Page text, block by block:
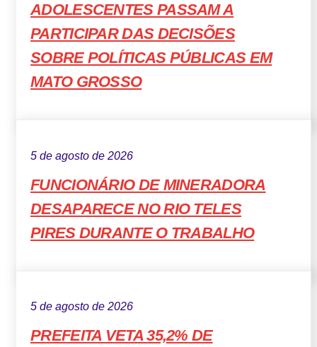
ADOLESCENTES PASSAM A
PARTICIPAR DAS DECISÕES
SOBRE POLÍTICAS PÚBLICAS EM
MATO GROSSO
5 de agosto de 2026
FUNCIONÁRIO DE MINERADORA
DESAPARECE NO RIO TELES
PIRES DURANTE O TRABALHO
5 de agosto de 2026
PREFEITA VETA 35,2% DE